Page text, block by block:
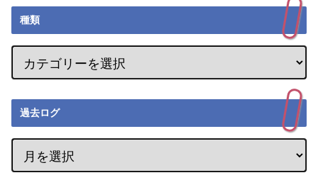
種類
過去ログ